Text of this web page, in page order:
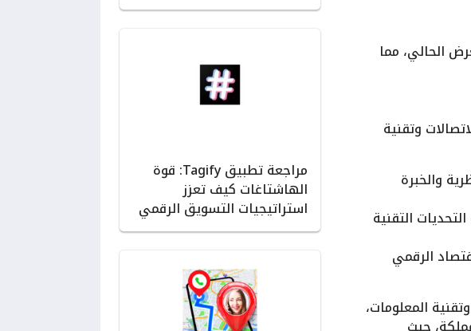
مراجعة تطبيق Tagify: قوة
الهاشتاغات كيف تعزز
استراتيجيات التسويق الرقمي
الحالي، مما
وتقنية
والخبرة
التقنية
2030 في تعزيز الاقتصاد الرقمي
المعلومات،